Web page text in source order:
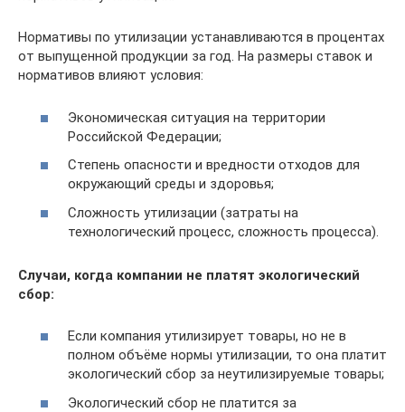
Нормативы по утилизации устанавливаются в процентах
от выпущенной продукции за год. На размеры ставок и
нормативов влияют условия:
Экономическая ситуация на территории
Российской Федерации;
Степень опасности и вредности отходов для
окружающий среды и здоровья;
Сложность утилизации (затраты на
технологический процесс, сложность процесса).
Случаи, когда компании не платят экологический
сбор:
Если компания утилизирует товары, но не в
полном объёме нормы утилизации, то она платит
экологический сбор за неутилизируемые товары;
Экологический сбор не платится за